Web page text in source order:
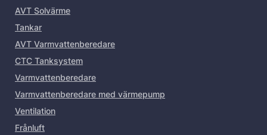
AVT Solvärme
Tankar
AVT Varmvattenberedare
CTC Tanksystem
Varmvattenberedare
Varmvattenberedare med värmepump
Ventilation
Frånluft